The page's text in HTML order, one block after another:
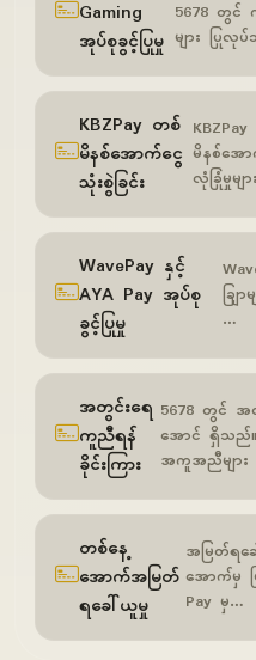
Gaming
အုပ်စုခွင့်ပြုမှု
5678 တွင်
များ ပြုလု
KBZPay တစ်
မိနစ်အောက်ငွေ
သုံးစွဲခြင်း
မိနစ်အေ
လုံခြုံမှုမျ
WavePay နှင့်
AYA Pay အုပ်စု
ခွင့်ပြုမှု
ချ
…
အတွင်းရေ
ကူညီရန်
ခိုင်းကြား
5678 တွင် အ
အောင် ရှိသည်
အကူအညီမျာ
တစ်နေ့
အောက်အမြတ်
ရခေါ်ယူမှု
အမြတ်ရခ
အောက်မှ
Pay မှ…